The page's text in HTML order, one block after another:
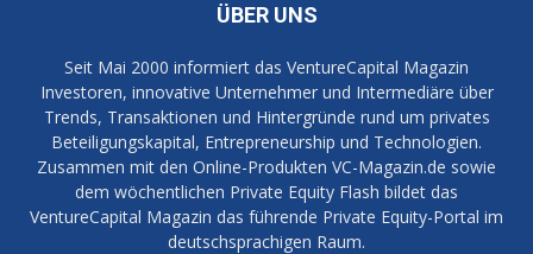
ÜBER UNS
Seit Mai 2000 informiert das VentureCapital Magazin
Investoren, innovative Unternehmer und Intermediäre über
Trends, Transaktionen und Hintergründe rund um privates
Beteiligungskapital, Entrepreneurship und Technologien.
Zusammen mit den Online-Produkten VC-Magazin.de sowie
dem wöchentlichen Private Equity Flash bildet das
VentureCapital Magazin das führende Private Equity-Portal im
deutschsprachigen Raum.